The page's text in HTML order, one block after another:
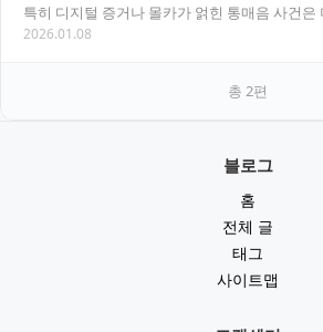
특히 디지털 증거나 몰카가 얽힌 통매음 사건은
에 놓이게 됩니다. 광주통매음 전문 변호…
2026.01.08
총 2편
블로그
홈
전체 글
태그
사이트맵